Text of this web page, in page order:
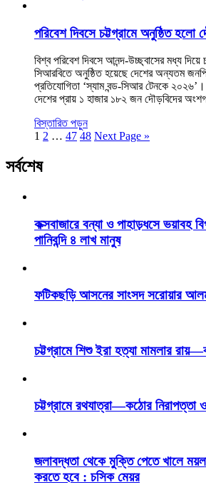
পরিবেশ দিবসে চট্টগ্রামে অনুষ্ঠিত হলো
বিশ্ব পরিবেশ দিবসে আনন্দ-উচ্ছ্বাসের মধ্য
সিআরবিতে অনুষ্ঠিত হয়েছে দেশের অন্যতম
প্রতিযোগিতা ‘স্যাম বন্ড-সিআর টেনকে ২০২৬’।
দেশের প্রায় ১ হাজার ১৮২ জন দৌড়বিদের
বিস্তারিত পড়ুন
1 2 … 47 48 Next Page »
সর্বশেষ
কক্সবাজারে বন্যা ও পাহাড়ধসে ভয়াবহ
পানিবন্দি ৪ লাখ মানুষ
ফটিকছড়ি আসনের সাংসদ সরোয়ার
চট্টগ্রামে শিশু ইরা হত্যা মামলার
চট্টগ্রামে রথযাত্রা—কঠোর নিরাপত্তা ও
জলাবদ্ধতা থেকে মুক্তি পেতে খালে
করতে হবে : চসিক মেয়র